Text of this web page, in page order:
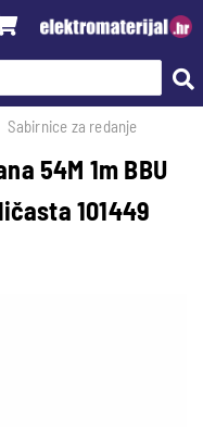
Sabirnice za redanje
54M 1m BBU
101449